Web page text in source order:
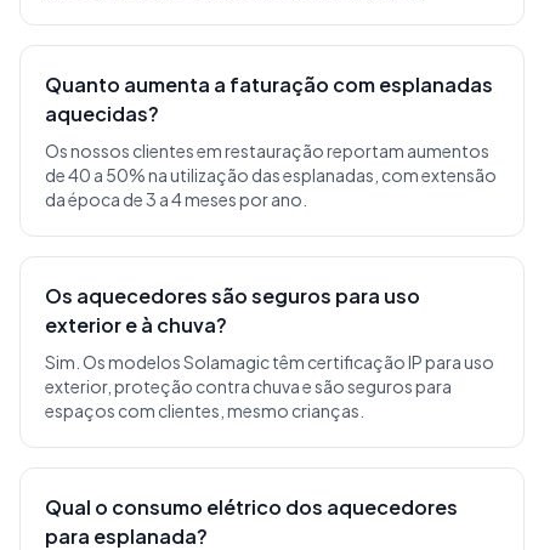
Quanto aumenta a faturação com esplanadas
aquecidas?
Os nossos clientes em restauração reportam aumentos
de 40 a 50% na utilização das esplanadas, com extensão
da época de 3 a 4 meses por ano.
Os aquecedores são seguros para uso
exterior e à chuva?
Sim. Os modelos Solamagic têm certificação IP para uso
exterior, proteção contra chuva e são seguros para
espaços com clientes, mesmo crianças.
Qual o consumo elétrico dos aquecedores
para esplanada?